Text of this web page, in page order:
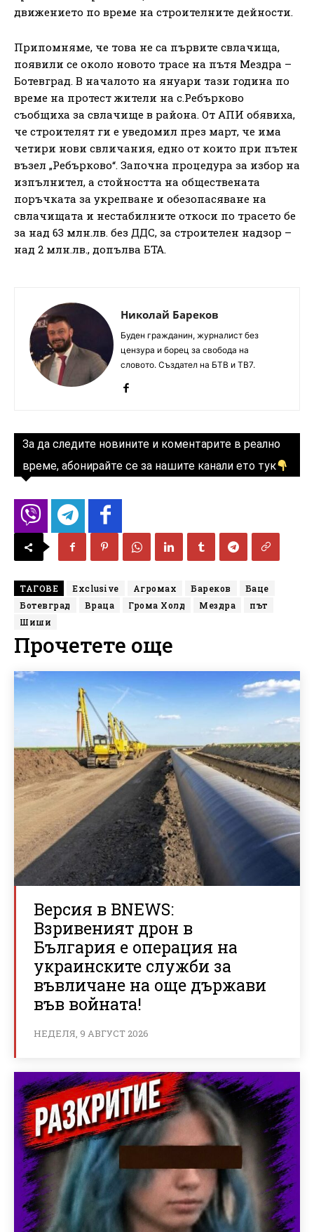
движението по време на строителните дейности.
Припомняме, че това не са първите свлачища,
появили се около новото трасе на пътя Мездра –
Ботевград. В началото на януари тази година по
време на протест жители на с.Ребърково
съобщиха за свлачище в района. От АПИ обявиха,
че строителят ги е уведомил през март, че има
четири нови свличания, едно от които при пътен
възел „Ребърково“. Започна процедура за избор на
изпълнител, а стойността на обществената
поръчката за укрепване и обезопасяване на
свлачищата и нестабилните откоси по трасето бе
за над 63 млн.лв. без ДДС, за строителен надзор –
над 2 млн.лв., допълва БТА.
Николай Бареков
Буден гражданин, журналист без
цензура и борец за свобода на
словото. Създател на БТВ и ТВ7.
За да следите новините и коментарите в реално
време, абонирайте се за нашите канали ето тук
ТАГОВЕ Exclusive Агромах Бареков
Баце
Ботевград
Враца Грома Холд Мездра
път
Шиши
Прочетете още
Версия в BNEWS:
Взривеният дрон в
България е операция на
украинските служби за
въвличане на още държави
във войната!
НЕДЕЛЯ, 9 АВГУСТ 2026